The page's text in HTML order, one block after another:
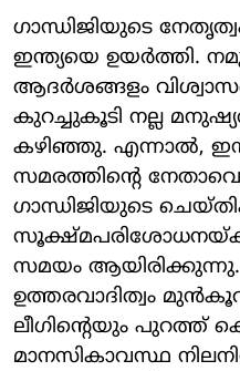
ഗാന്ധിജിയുടെ
ഇന്ത്യയെ ഉയര്‍ത്തി.
ആദര്‍ശങ്ങളം
കുറച്ചുകൂടി നല്ല
കഴിഞ്ഞു. എന്നാല്‍,
സമരത്തിന്റെ
ഗാന്ധിജിയുടെ
സമയം ആയിരിക്കുന്നു.
ഉത്തരവാദിത്വം
ലീഗിന്റെയും പുറത്ത്
മാനസികാവസ്ഥ